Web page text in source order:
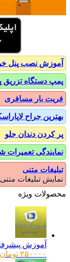
نصب پنل
دستگاه تزریق
بار مسافری
جراح
دندان جلو
تعمیرات
متنی
تبلیغات متنی در
ویژه
آموزش پیشرفته
۲۵۰۰۰۰ تومان